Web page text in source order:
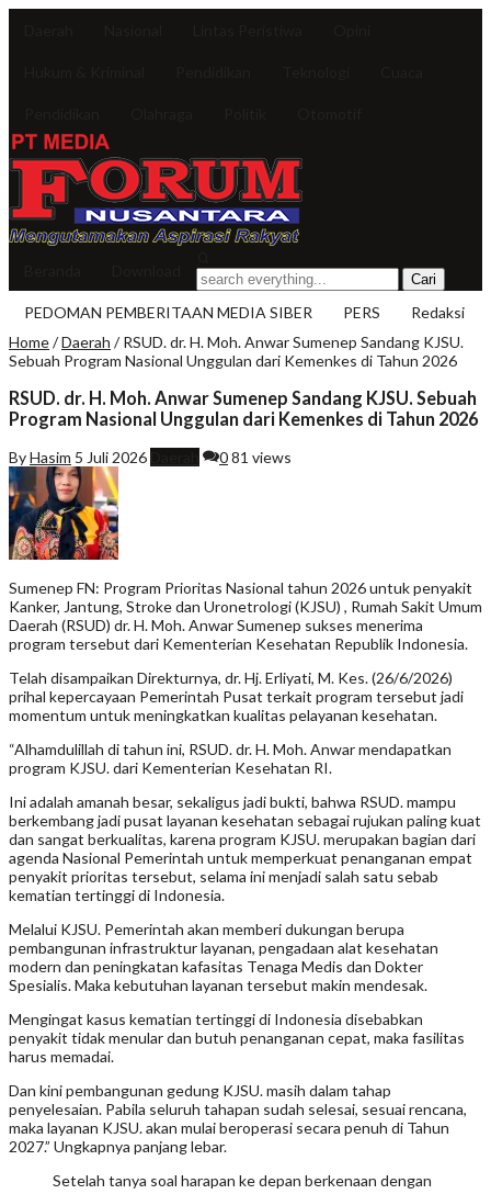
PEDOMAN PEMBERITAAN MEDIA SIBER PERS
Redaksi
Home/Daerah /RSUD. dr. H. Moh. Anwar Sumenep Sandang KJSU.
Sebuah Program Nasional Unggulan dari Kemenkes di Tahun 2026
RSUD. dr. H. Moh. Anwar Sumenep Sandang KJSU. Sebuah
Program Nasional Unggulan dari Kemenkes di Tahun 2026
ByHasim 5 Juli 2026 081 views
Sumenep FN: Program Prioritas Nasional tahun 2026 untuk penyakit
Kanker, Jantung, Stroke dan Uronetrologi (KJSU) , Rumah Sakit Umum
Daerah (RSUD) dr. H. Moh. Anwar Sumenep sukses menerima
program tersebut dari Kementerian Kesehatan Republik Indonesia.
Telah disampaikan Direkturnya, dr. Hj. Erliyati, M. Kes. (26/6/2026)
prihal kepercayaan Pemerintah Pusat terkait program tersebut jadi
momentum untuk meningkatkan kualitas pelayanan kesehatan.
“Alhamdulillah di tahun ini, RSUD. dr. H. Moh. Anwar mendapatkan
program KJSU. dari Kementerian Kesehatan RI.
Ini adalah amanah besar, sekaligus jadi bukti, bahwa RSUD. mampu
berkembang jadi pusat layanan kesehatan sebagai rujukan paling kuat
dan sangat berkualitas, karena program KJSU. merupakan bagian dari
agenda Nasional Pemerintah untuk memperkuat penanganan empat
penyakit prioritas tersebut, selama ini menjadi salah satu sebab
kematian tertinggi di Indonesia.
Melalui KJSU. Pemerintah akan memberi dukungan berupa
pembangunan infrastruktur layanan, pengadaan alat kesehatan
modern dan peningkatan kafasitas Tenaga Medis dan Dokter
Spesialis. Maka kebutuhan layanan tersebut makin mendesak.
Mengingat kasus kematian tertinggi di Indonesia disebabkan
penyakit tidak menular dan butuh penanganan cepat, maka fasilitas
harus memadai.
Dan kini pembangunan gedung KJSU. masih dalam tahap
penyelesaian. Pabila seluruh tahapan sudah selesai, sesuai rencana,
maka layanan KJSU. akan mulai beroperasi secara penuh di Tahun
2027.” Ungkapnya panjang lebar.
Setelah tanya soal harapan ke depan berkenaan dengan